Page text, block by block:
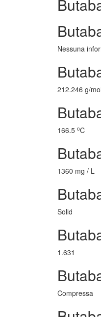
Nessuna
212.246 g/mol
166.5 oC
1360 mg / L
Solid
1.631
Compressa